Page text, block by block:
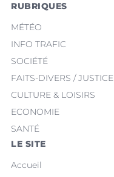
RUBRIQUES
MÉTÉO
INFO TRAFIC
SOCIÉTÉ
FAITS-DIVERS / JUSTICE
CULTURE & LOISIRS
ECONOMIE
SANTÉ
LE SITE
Accueil